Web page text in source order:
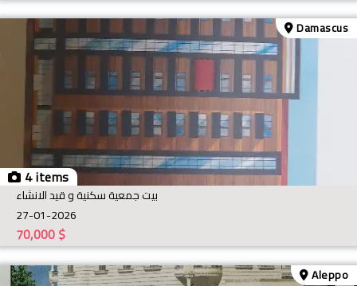
4 items
Damascus
بيت جمعية سكنية و قيد الانشاء
27-01-2026
$
70,000
Aleppo